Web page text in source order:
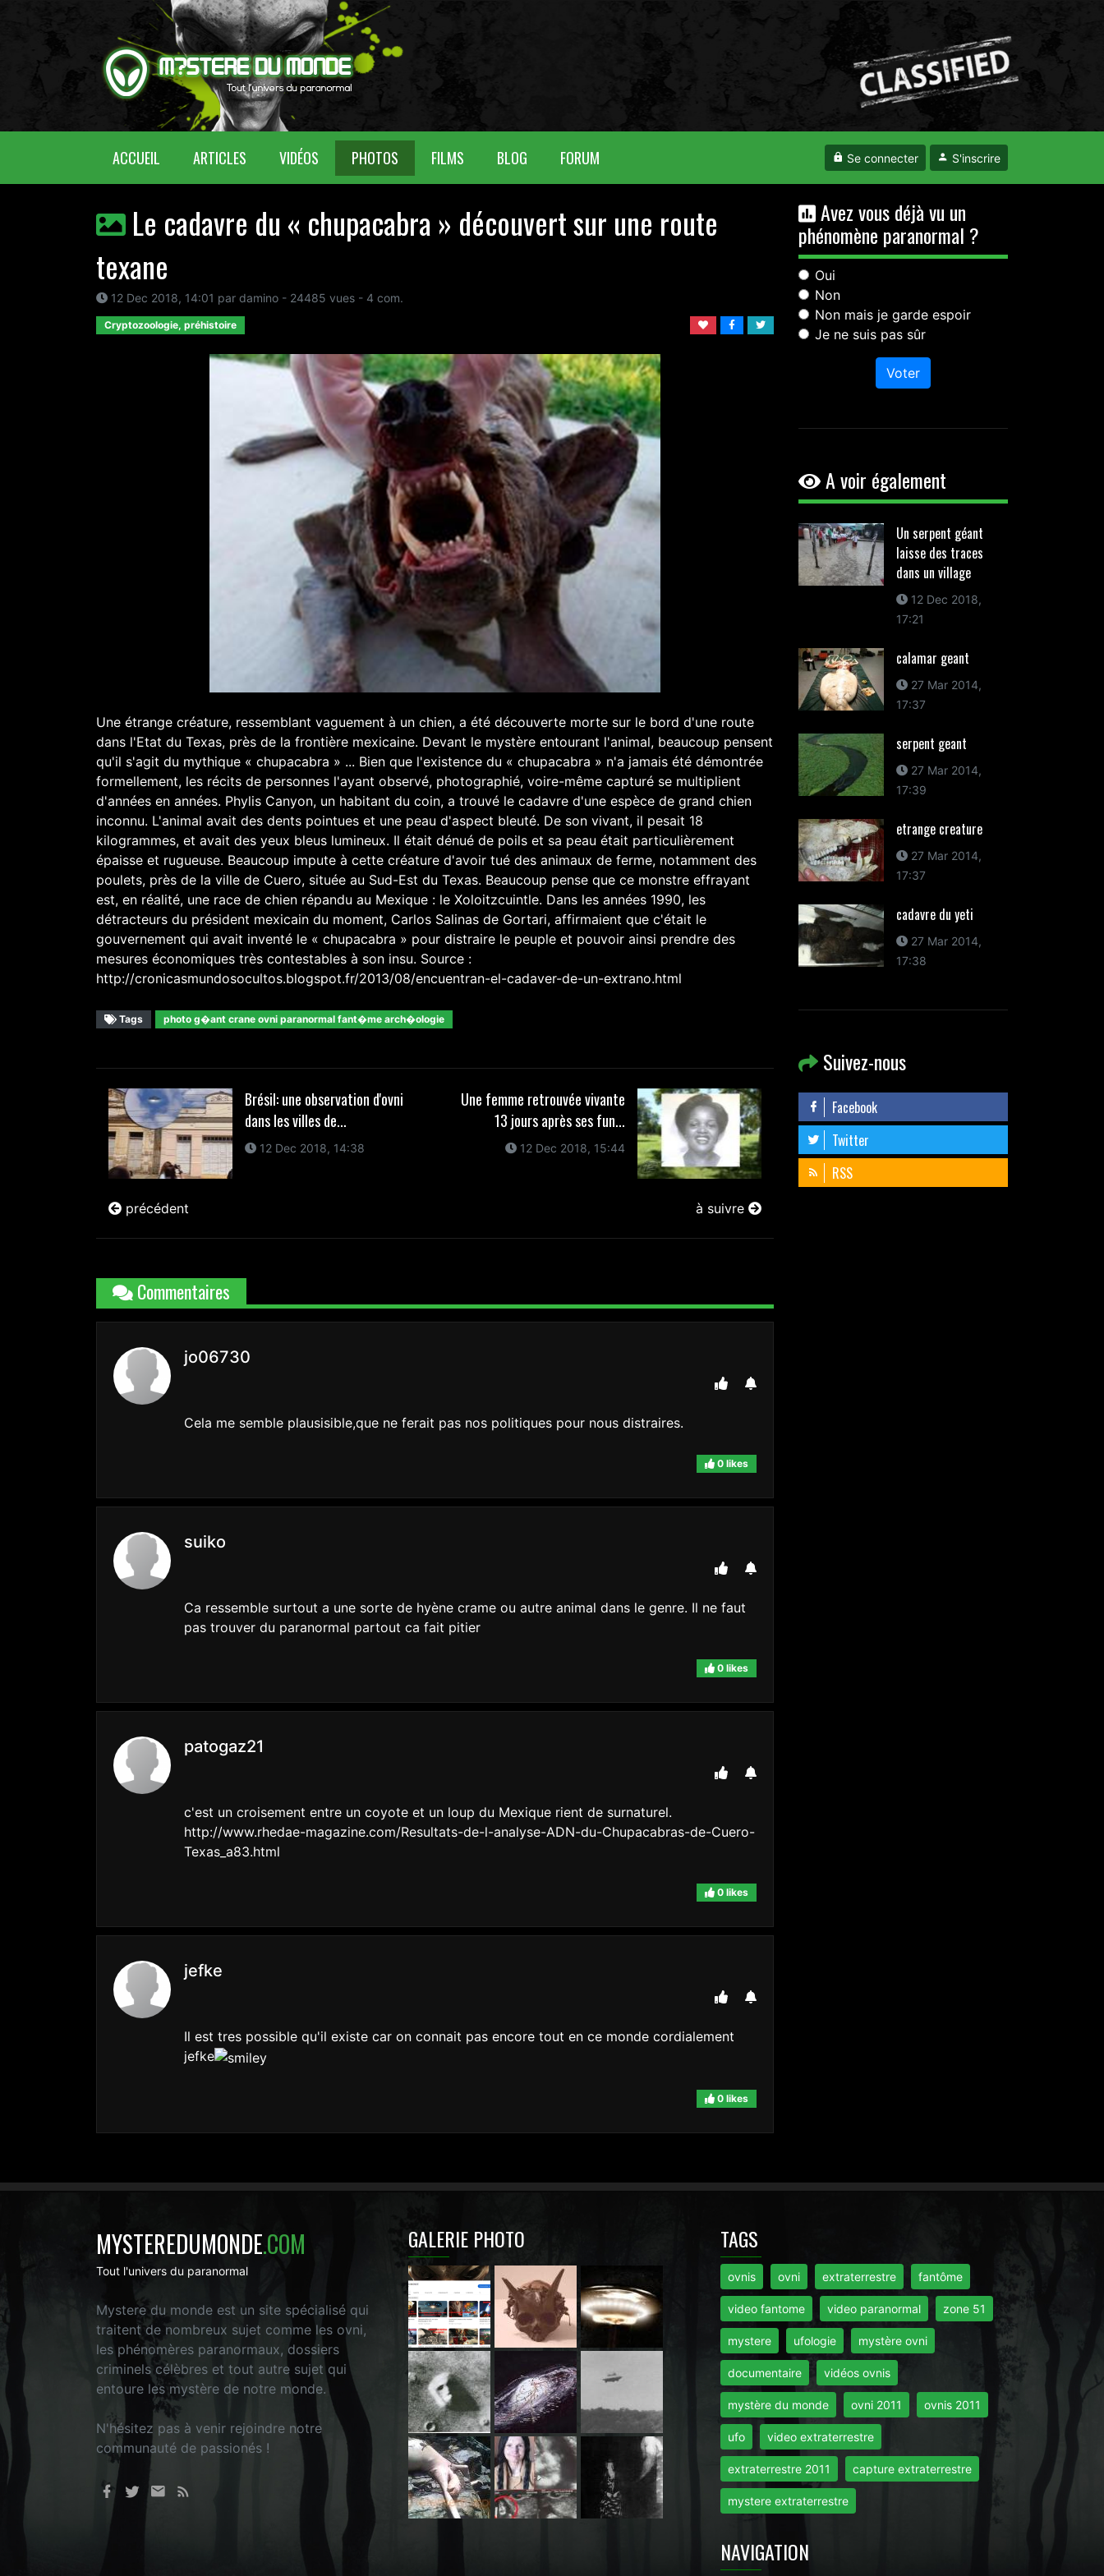
ACCUEIL (CURRENT)ARTICLES VIDÉOS PHOTOS FILMS BLOG FORUM Se connecter S'inscrire
Le cadavre du « chupacabra » découvert sur une route
texane
12 Dec 2018, 14:01 par damino - 24485 vues - 4 com.
Cryptozoologie, préhistoire
Une étrange créature, ressemblant vaguement à un chien, a été découverte morte sur le bord d'une route
dans l'Etat du Texas, près de la frontière mexicaine. Devant le mystère entourant l'animal, beaucoup pensent
qu'il s'agit du mythique « chupacabra » ... Bien que l'existence du « chupacabra » n'a jamais été démontrée
formellement, les récits de personnes l'ayant observé, photographié, voire-même capturé se multiplient
d'années en années. Phylis Canyon, un habitant du coin, a trouvé le cadavre d'une espèce de grand chien
inconnu. L'animal avait des dents pointues et une peau d'aspect bleuté. De son vivant, il pesait 18
kilogrammes, et avait des yeux bleus lumineux. Il était dénué de poils et sa peau était particulièrement
épaisse et rugueuse. Beaucoup impute à cette créature d'avoir tué des animaux de ferme, notamment des
poulets, près de la ville de Cuero, située au Sud-Est du Texas. Beaucoup pense que ce monstre effrayant
est, en réalité, une race de chien répandu au Mexique : le Xoloitzcuintle. Dans les années 1990, les
détracteurs du président mexicain du moment, Carlos Salinas de Gortari, affirmaient que c'était le
gouvernement qui avait inventé le « chupacabra » pour distraire le peuple et pouvoir ainsi prendre des
mesures économiques très contestables à son insu. Source :
http://cronicasmundosocultos.blogspot.fr/2013/08/encuentran-el-cadaver-de-un-extrano.html
Tags photo g�ant crane ovni paranormal fant�me arch�ologie
Brésil: une observation d'ovni
dans les villes de...
12 Dec 2018, 14:38
précédent
Une femme retrouvée vivante
13 jours après ses fun...
12 Dec 2018, 15:44
à suivre
Commentaires
jo06730
Cela me semble plausisible,que ne ferait pas nos politiques pour nous distraires.
0 likes
suiko
Ca ressemble surtout a une sorte de hyène crame ou autre animal dans le genre. Il ne faut
pas trouver du paranormal partout ca fait pitier
0 likes
patogaz21
c'est un croisement entre un coyote et un loup du Mexique rient de surnaturel.
http://www.rhedae-magazine.com/Resultats-de-l-analyse-ADN-du-Chupacabras-de-Cuero-
Texas_a83.html
0 likes
jefke
Il est tres possible qu'il existe car on connait pas encore tout en ce monde cordialement
jefke
0 likes
Avez vous déjà vu un
phénomène paranormal ?
Oui
Non
Non mais je garde espoir
Je ne suis pas sûr
Voter
A voir également
Un serpent géant
laisse des traces
dans un village
12 Dec 2018,
17:21
calamar geant
27 Mar 2014,
17:37
serpent geant
27 Mar 2014,
17:39
etrange creature
27 Mar 2014,
17:37
cadavre du yeti
27 Mar 2014,
17:38
Suivez-nous
Facebook
Twitter
RSS
MYSTEREDUMONDE.COM
Tout l'univers du paranormal
Mystere du monde est un site spécialisé qui
traitent de nombreux sujet comme les ovni,
les phénomères paranormaux, dossiers
criminels célèbres et tout autre sujet qui
entoure les mystère de notre monde.
N'hésitez pas à venir rejoindre notre
communauté de passionés !
GALERIE PHOTO TAGS
ovnis ovni extraterrestre fantôme
video fantome video paranormal zone 51
mystere ufologie mystère ovni
documentaire vidéos ovnis
mystère du monde ovni 2011 ovnis 2011
ufo video extraterrestre
extraterrestre 2011 capture extraterrestre
mystere extraterrestre
NAVIGATION